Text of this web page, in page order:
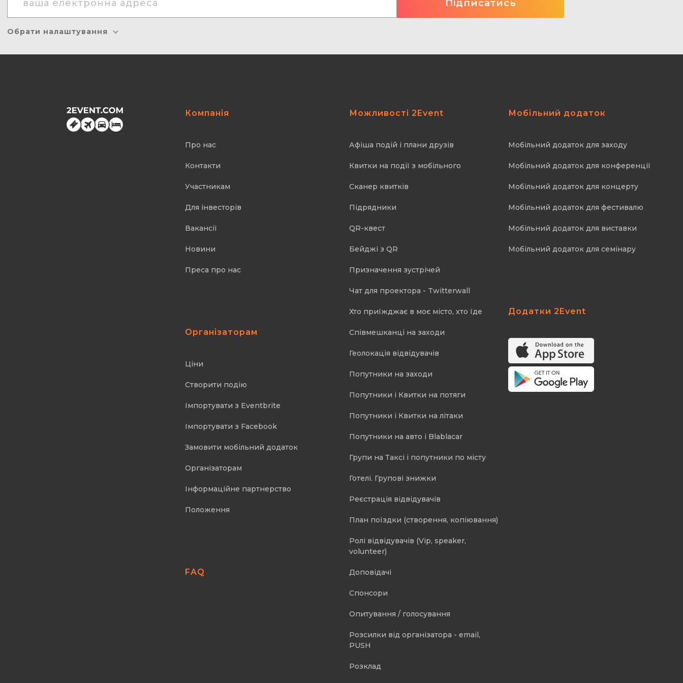
Обрати налаштування
Компанія
Про нас
Контакти
Участникам
Для інвесторів
Вакансії
Новини
Преса про нас
Організаторам
Ціни
Створити подію
Імпортувати з Eventbrite
Імпортувати з Facebook
Замовити мобільний додаток
Організаторам
Інформаційне партнерство
Положення
FAQ
Можливості 2Event
Афіша подій і плани друзів
Квитки на події з мобільного
Cканер квитків
Підрядники
QR-квест
Бейджі з QR
Призначення зустрічей
Чат для проектора - Twitterwall
Хто приїжджає в моє місто, хто їде
Співмешканці на заходи
Геолокація відвідувачів
Попутники на заходи
Попутники і Квитки на потяги
Попутники і Квитки на літаки
Попутники на авто і Blablacar
Групи на Таксі і попутники по місту
Готелі. Групові знижки
Реєстрація відвідувачів
План поїздки (створення, копіювання)
Ролі відвідувачів (Vip, speaker,
volunteer)
Доповідачі
Спонсори
Опитування / голосування
Розсилки від організатора - email,
PUSH
Розклад
Мобільний додаток
Мобільний додаток для заходу
Мобільний додаток для конференції
Мобільний додаток для концерту
Мобільний додаток для фестивалю
Мобільний додаток для виставки
Мобільний додаток для семінару
Додатки 2Event